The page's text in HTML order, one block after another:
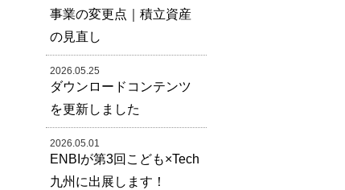
事業の変更点｜積立資産
の見直し
ダウンロードコンテンツ
を更新しました
2026.05.25
ENBIが第3回こども×Tech
九州に出展します！
2026.05.01